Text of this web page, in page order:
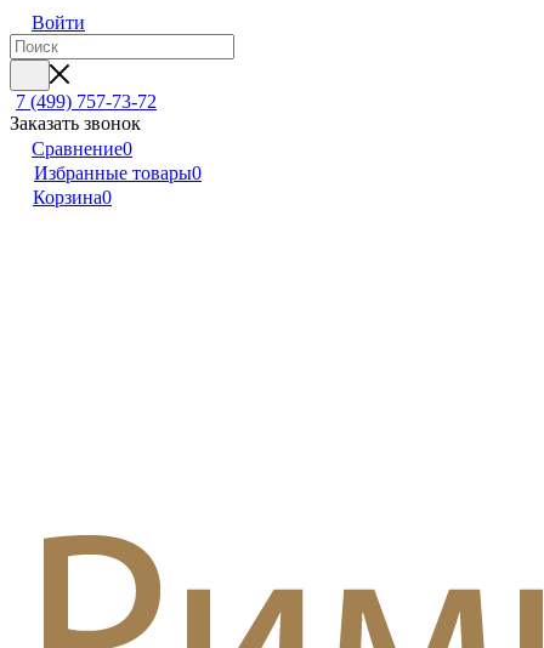
Войти
7 (499) 757-73-72
Заказать звонок
Сравнение0
Избранные товары0
Корзина0